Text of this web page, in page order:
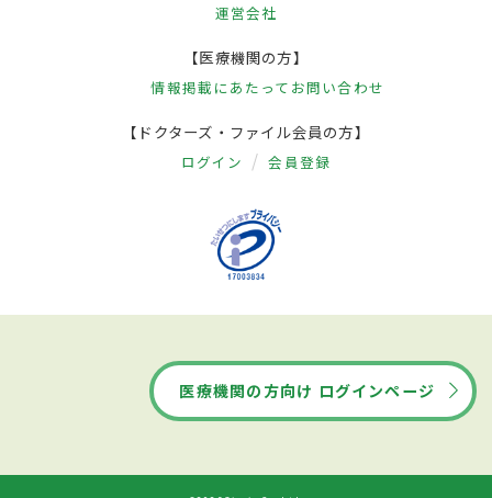
運営会社
【医療機関の方】
情報掲載にあたって お問い合わせ
【ドクターズ・ファイル会員の方】
ログイン 会員登録
医療機関の方向け ログインページ